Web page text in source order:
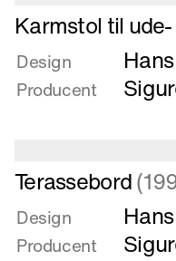
Læs
mere
om
Karmstol
til
Karmstol til
Design
Producent
Læs
mere
om
Terassebord
Terassebord
Design
Producent